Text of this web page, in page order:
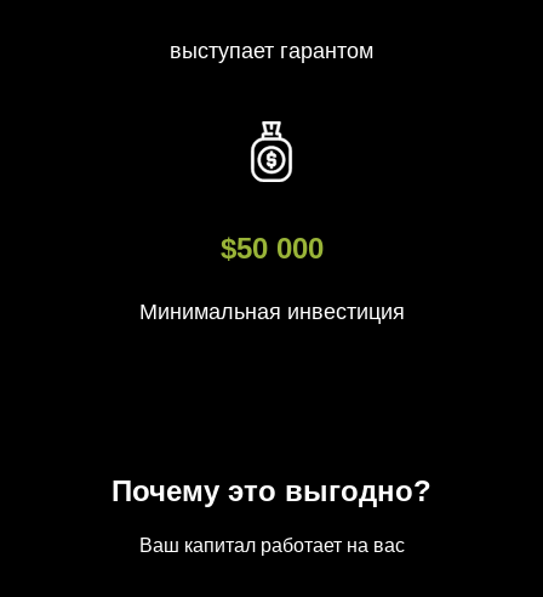
выступает гарантом
$50 000
Минимальная инвестиция
Почему это выгодно?
Ваш капитал работает на вас